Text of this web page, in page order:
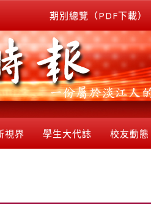
期別總覽（PDF下載）
視界 學生大代誌 校友動態